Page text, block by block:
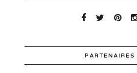
PARTENAIRES